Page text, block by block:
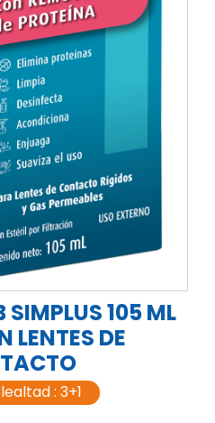
SIMPLUS 105 ML
LENTES DE
: 3+1